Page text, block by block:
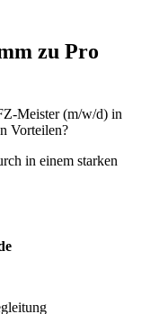
zu Pro
Meister (m/w/d) in
Vorteilen?
in einem starken